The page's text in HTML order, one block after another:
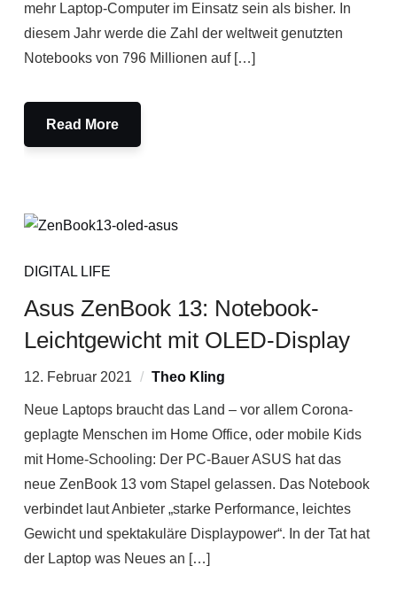
mehr Laptop-Computer im Einsatz sein als bisher. In
diesem Jahr werde die Zahl der weltweit genutzten
Notebooks von 796 Millionen auf […]
Read More
DIGITAL LIFE
Asus ZenBook 13: Notebook-
Leichtgewicht mit OLED-Display
12. Februar 2021 Theo Kling
Neue Laptops braucht das Land – vor allem Corona-
geplagte Menschen im Home Office, oder mobile Kids
mit Home-Schooling: Der PC-Bauer ASUS hat das
neue ZenBook 13 vom Stapel gelassen. Das Notebook
verbindet laut Anbieter „starke Performance, leichtes
Gewicht und spektakuläre Displaypower“. In der Tat hat
der Laptop was Neues an […]